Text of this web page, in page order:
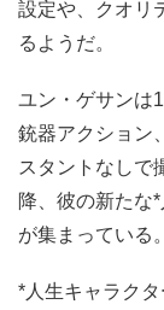
設定や、クオリ
るようだ。
ユン・ゲサンは
銃器アクション
スタントなしで
降、彼の新たな
が集まっている。
*人生キャラク